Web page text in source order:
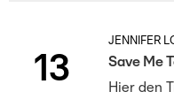
13
JENNIFER
Save Me
Hier den